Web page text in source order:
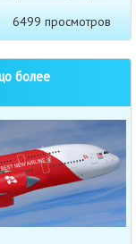
6499 просмотров
более